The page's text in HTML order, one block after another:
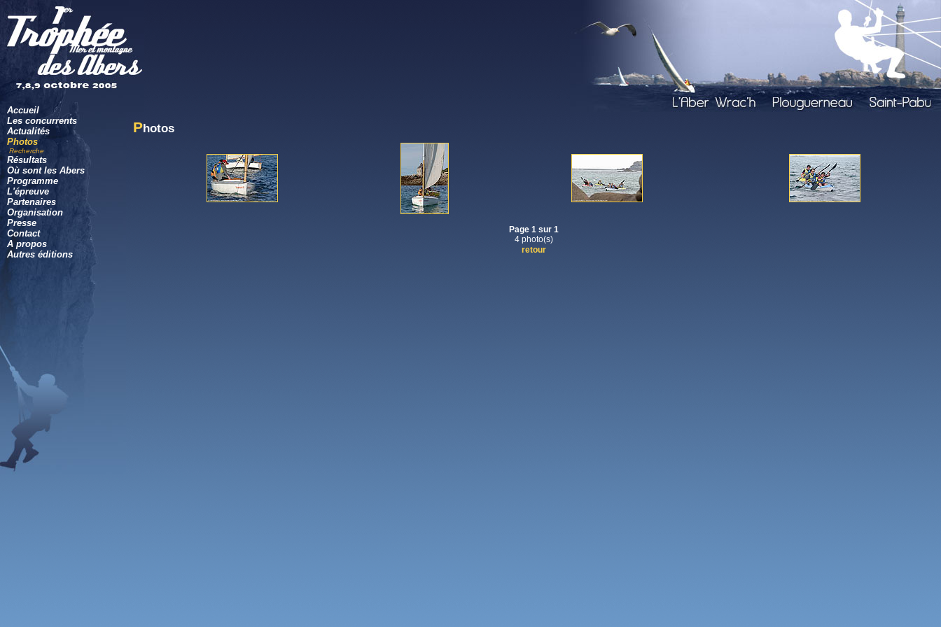
Accueil
Les concurrents
Actualités
Photos
Recherche
Résultats
Où sont les Abers
Programme
L'épreuve
Partenaires
Organisation
Presse
Contact
A propos
Autres éditions
Photos
Page 1 sur 1
4 photo(s)
retour